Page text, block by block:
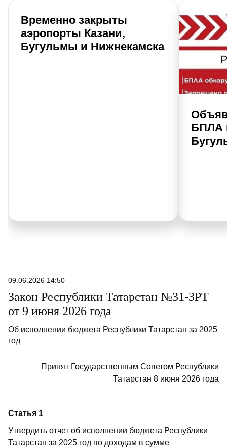
Временно закрыты
аэропорты Казани,
Бугульмы и Нижнекамска
БПЛА
09.06.2026 14:50
Закон Республики Татарстан №31-ЗРТ
от 9 июня 2026 года
Об исполнении бюджета Республики Татарстан за 2025
год
Принят Государственным Советом Республики
Татарстан 8 июня 2026 года
Статья 1
Утвердить отчет об исполнении бюджета Республики
Татарстан за 2025 год по доходам в сумме